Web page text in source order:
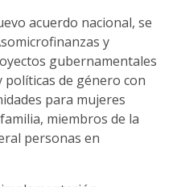
acuerdo nacional, se
y
gubernamentales
de género con
para mujeres
miembros de la
personas en